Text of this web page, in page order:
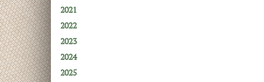
2021
2022
2023
2024
2025